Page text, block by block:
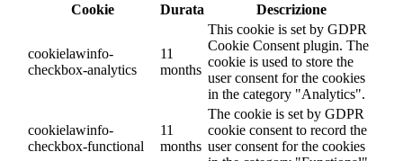
Cookie
Durata Descrizione
cookielawinfo-
checkbox-analytics
11
months
This cookie is set by GDPR
Cookie Consent plugin. The
cookie is used to store the
user consent for the cookies
in the category "Analytics".
cookielawinfo-
checkbox-functional
11
months
The cookie is set by GDPR
cookie consent to record the
user consent for the cookies